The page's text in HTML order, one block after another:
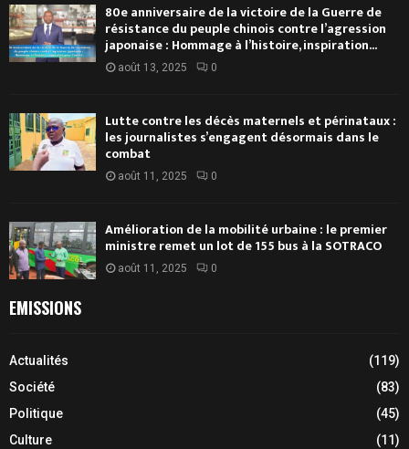
80e anniversaire de la victoire de la Guerre de
résistance du peuple chinois contre l’agression
japonaise : Hommage à l’histoire, inspiration...
août 13, 2025 0
Lutte contre les décès maternels et périnataux :
les journalistes s’engagent désormais dans le
combat
août 11, 2025 0
Amélioration de la mobilité urbaine : le premier
ministre remet un lot de 155 bus à la SOTRACO
août 11, 2025 0
EMISSIONS
Actualités
(119)
Société
(83)
Politique
(45)
Culture
(11)